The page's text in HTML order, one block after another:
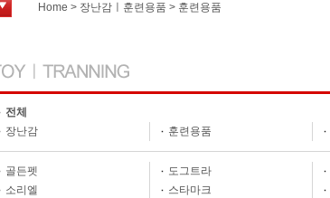
Home > 장난감ㅣ훈련용품 > 훈련용품
전체
장난감
훈련용품
골든펫 도그트라
소리엘
스타마크